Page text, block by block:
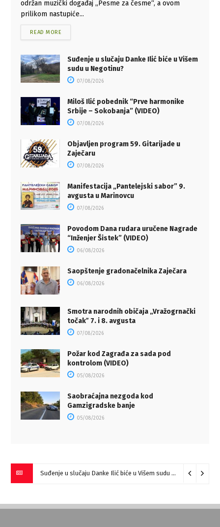
održan muzički događaj „Pesme za česme“, a ovom
prilikom nastupiće...
READ MORE
Suđenje u slučaju Danke Ilić biće u Višem
sudu u Negotinu?
07/08/2026
Miloš Ilić pobednik “Prve harmonike
Srbije – Sokobanja” (VIDEO)
07/08/2026
Objavljen program 59. Gitarijade u
Zaječaru
07/08/2026
Manifestacija „Pantelejski sabor” 9.
avgusta u Marinovcu
07/08/2026
Povodom Dana rudara uručene Nagrade
“Inženjer Šistek” (VIDEO)
06/08/2026
Saopštenje gradonačelnika Zaječara
06/08/2026
Smotra narodnih običaja „Vražogrnački
točakˮ 7. i 8. avgusta
07/08/2026
Požar kod Zagrađa za sada pod
kontrolom (VIDEO)
05/08/2026
Saobraćajna nezgoda kod
Gamzigradske banje
05/08/2026
Suđenje u slučaju Danke Ilić biće u Višem sudu u Negotinu?